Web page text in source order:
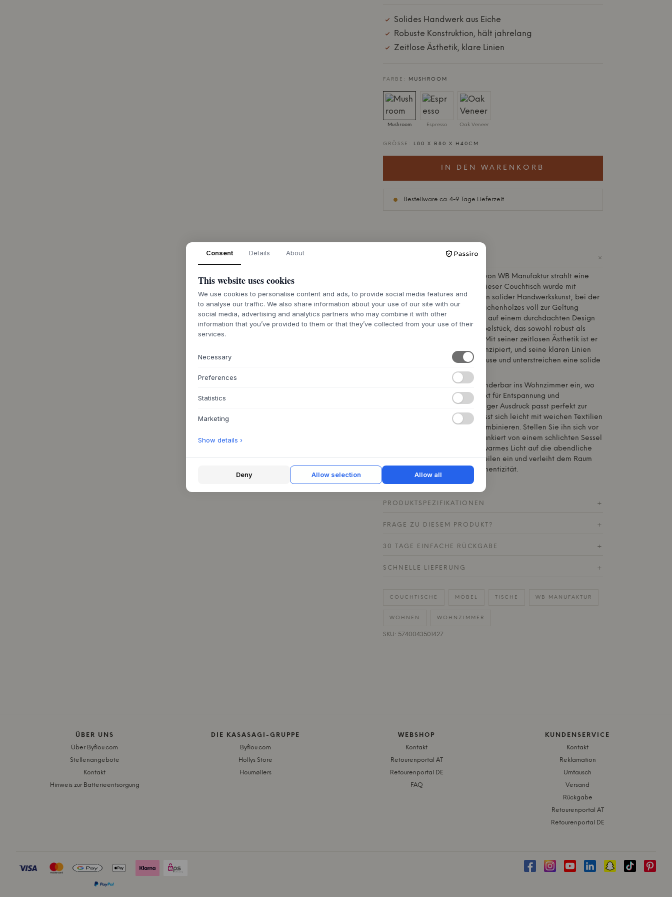
Solides Handwerk aus Eiche
Robuste Konstruktion, hält jahrelang
Zeitlose Ästhetik, klare Linien
FARBE: MUSHROOM
Mushroom Espresso Oak Veneer
GRÖSSE: L80 X B80 X H40CM
IN DEN WARENKORB
Bestellware ca. 4-9 Tage Lieferzeit
+
Der Essential Oak Couchtisch von WB Manufakturstrahlt eine
unaufdringliche Eleganz aus. Dieser Couchtisch wurde mit
Sorgfalt gefertigt und zeugt von solider Handwerkskunst, bei der
die natürliche Schönheit des Eichenholzes voll zur Geltung
kommt. Seine Konstruktion, die auf einem durchdachten Design
basiert, gewährleistet ein Möbelstück, das sowohl robust als
auch optisch ansprechend ist. Mit seiner zeitlosen Ästhetik ist er
für eine lange Lebensdauer konzipiert, und seine klaren Linien
ergänzen jedes moderne Zuhause und unterstreichen eine solide
Dieser Couchtisch fügt sich wunderbar ins Wohnzimmer ein, wo
er einen natürlichen Mittelpunkt für Entspannung und
Gemütlichkeit schafft. Sein ruhiger Ausdruck passt perfekt zur
nordischen Farbpalette und lässt sich leicht mit weichen Textilien
und anderen Eichenmöbeln kombinieren. Stellen Sie ihn sich vor
einer bequemen Couch vor, flankiert von einem schlichten Sessel
und einer Stehlampe, die ein warmes Licht auf die abendliche
Lektüre wirft. Er lädt zum Verweilen ein und verleiht dem Raum
ein Gefühl von Wärme und Authentizität.
PRODUKTSPEZIFIKATIONEN +
FRAGE ZU DIESEM PRODUKT? +
30 TAGE EINFACHE RÜCKGABE +
SCHNELLE LIEFERUNG +
COUCHTISCHE MÖBEL TISCHE WB MANUFAKTUR
WOHNEN WOHNZIMMER
SKU: 5740043501427
ÜBER UNS
Über Byflou.com
Stellenangebote
Kontakt
Hinweis zur Batterieentsorgung
DIE KASASAGI-GRUPPE
Byflou.com
Hollys Store
Houmøllers
WEBSHOP
Kontakt
Retourenportal AT
Retourenportal DE
FAQ
KUNDENSERVICE
Kontakt
Reklamation
Umtausch
Versand
Rückgabe
Retourenportal AT
Retourenportal DE
Consent Details About
This website uses cookies
We use cookies to personalise content and ads, to provide social media features and
to analyse our traffic. We also share information about your use of our site with our
social media, advertising and analytics partners who may combine it with other
information that you’ve provided to them or that they’ve collected from your use of their
services.
Necessary
Preferences
Statistics
Marketing
Show details ›
Deny Allow selection Allow all